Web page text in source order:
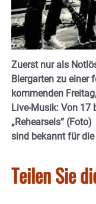
Zuerst nur als
Biergarten zu einer
kommenden
Live-Musik: Von 17
„Rehearsels“
sind bekannt für
Teilen Sie